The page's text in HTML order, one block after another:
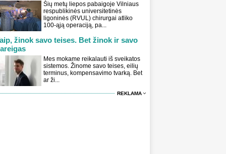
Šių metų liepos pabaigoje Vilniaus
respublikinės universitetinės
ligoninės (RVUL) chirurgai atliko
100-ąją operaciją, pa...
žinok savo teises. Bet žinok ir savo
Mes mokame reikalauti iš sveikatos
sistemos. Žinome savo teises, eilių
terminus, kompensavimo tvarką. Bet
ar ži...
REKLAMA